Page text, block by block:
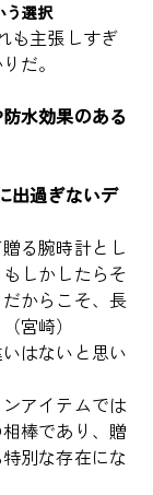
う選択
も主張しすぎ
だ。
水効果のある
出過ぎないデ
る腕時計とし
しかしたらそ
からこそ、長
宮崎）
はないと思い
アイテムでは
棒であり、贈
別な存在にな